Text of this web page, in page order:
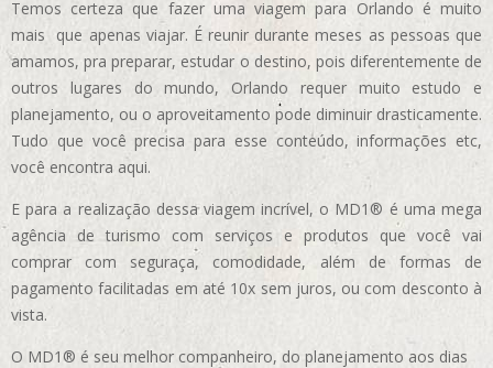
Temos certeza que fazer uma viagem para Orlando é muito
mais que apenas viajar. É reunir durante meses as pessoas que
amamos, pra preparar, estudar o destino, pois diferentemente de
outros lugares do mundo, Orlando requer muito estudo e
planejamento, ou o aproveitamento pode diminuir drasticamente.
Tudo que você precisa para esse conteúdo, informações etc,
você encontra aqui.
E para a realização dessa viagem incrível, o MD1® é uma mega
agência de turismo com serviços e produtos que você vai
comprar com seguraça, comodidade, além de formas de
pagamento facilitadas em até 10x sem juros, ou com desconto à
vista.
O MD1® é seu melhor companheiro, do planejamento aos dias